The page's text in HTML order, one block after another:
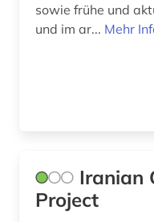
sowie frühe und
und im ar... Mehr
Iranian
Project